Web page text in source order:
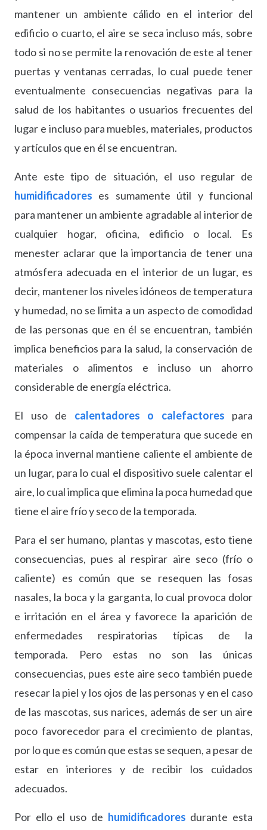
mantener un ambiente cálido en el interior del
edificio o cuarto, el aire se seca incluso más, sobre
todo si no se permite la renovación de este al tener
puertas y ventanas cerradas, lo cual puede tener
eventualmente consecuencias negativas para la
salud de los habitantes o usuarios frecuentes del
lugar e incluso para muebles, materiales, productos
y artículos que en él se encuentran.
Ante este tipo de situación, el uso regular de
humidificadores es sumamente útil y funcional
para mantener un ambiente agradable al interior de
cualquier hogar, oficina, edificio o local. Es
menester aclarar que la importancia de tener una
atmósfera adecuada en el interior de un lugar, es
decir, mantener los niveles idóneos de temperatura
y humedad, no se limita a un aspecto de comodidad
de las personas que en él se encuentran, también
implica beneficios para la salud, la conservación de
materiales o alimentos e incluso un ahorro
considerable de energía eléctrica.
El uso de calentadores o calefactores para
compensar la caída de temperatura que sucede en
la época invernal mantiene caliente el ambiente de
un lugar, para lo cual el dispositivo suele calentar el
aire, lo cual implica que elimina la poca humedad que
tiene el aire frío y seco de la temporada.
Para el ser humano, plantas y mascotas, esto tiene
consecuencias, pues al respirar aire seco (frío o
caliente) es común que se resequen las fosas
nasales, la boca y la garganta, lo cual provoca dolor
e irritación en el área y favorece la aparición de
enfermedades respiratorias típicas de la
temporada. Pero estas no son las únicas
consecuencias, pues este aire seco también puede
resecar la piel y los ojos de las personas y en el caso
de las mascotas, sus narices, además de ser un aire
poco favorecedor para el crecimiento de plantas,
por lo que es común que estas se sequen, a pesar de
estar en interiores y de recibir los cuidados
adecuados.
Por ello el uso de humidificadores durante esta